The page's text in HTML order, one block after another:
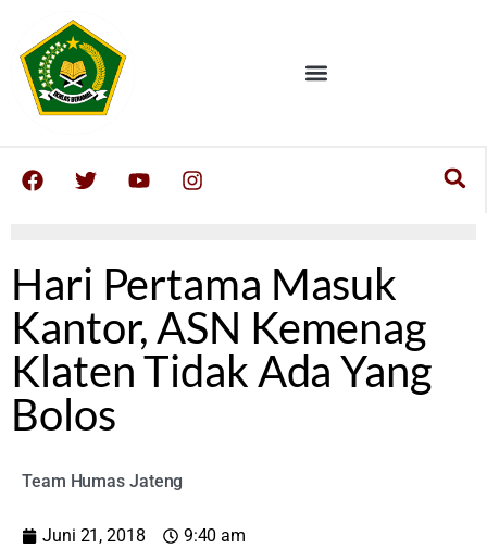
Hari Pertama Masuk
Kantor, ASN Kemenag
Klaten Tidak Ada Yang
Bolos
Team Humas Jateng
Juni 21, 2018 9:40 am